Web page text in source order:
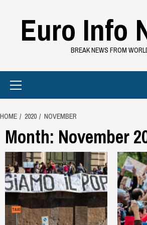
contentEuro Info
BREAK NEWS FROM
HOME 2020 NOVEMBER
Month: November